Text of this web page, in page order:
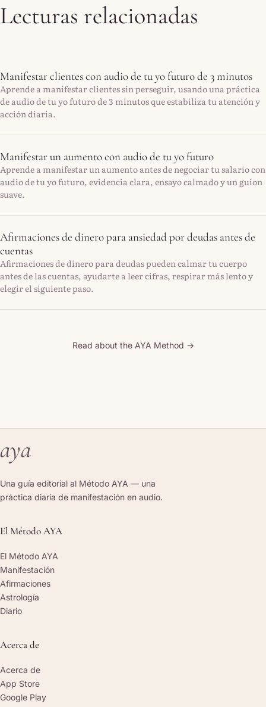
Lecturas relacionadas
Manifestar clientes con audio de tu yo futuro de 3 minutos
Aprende a manifestar clientes sin perseguir, usando una práctica
de audio de tu yo futuro de 3 minutos que estabiliza tu atención y
acción diaria.
Manifestar un aumento con audio de tu yo futuro
Aprende a manifestar un aumento antes de negociar tu salario con
audio de tu yo futuro, evidencia clara, ensayo calmado y un guion
suave.
Afirmaciones de dinero para ansiedad por deudas antes de
cuentas
Afirmaciones de dinero para deudas pueden calmar tu cuerpo
antes de las cuentas, ayudarte a leer cifras, respirar más lento y
elegir el siguiente paso.
Read about the AYA Method →
aya
Una guía editorial al Método AYA — una
práctica diaria de manifestación en audio.
El Método AYA
El Método AYA
Manifestación
Afirmaciones
Astrología
Diario
Acerca de
Acerca de
App Store
Google Play